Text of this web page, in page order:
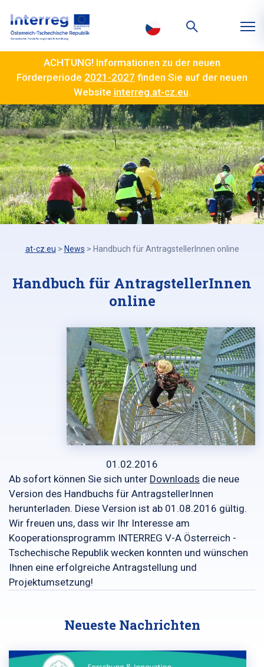
ACHTUNG! Informationen zu der neuen
Förderperiode 2021-2027 finden Sie auf der neuen
Website interreg.at-cz.eu.
at-cz.eu > News > Handbuch für AntragstellerInnen online
Handbuch für AntragstellerInnen
online
01.02.2016
Ab sofort können Sie sich unter Downloads die neue
Version des Handbuchs für AntragstellerInnen
herunterladen. Diese Version ist ab 01.08.2016 gültig.
Wir freuen uns, dass wir Ihr Interesse am
Kooperationsprogramm INTERREG V-A Österreich -
Tschechische Republik wecken konnten und wünschen
Ihnen eine erfolgreiche Antragstellung und
Projektumsetzung!
Neueste Nachrichten